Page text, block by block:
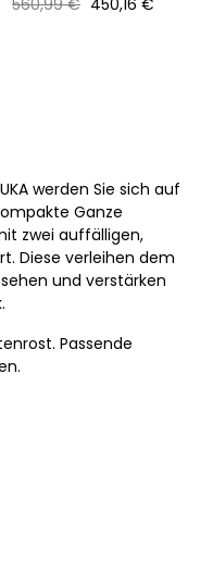
560,99 € 450,16 €
werden Sie sich auf
Ganze
zwei auffälligen,
Diese verleihen dem
und verstärken
Passende